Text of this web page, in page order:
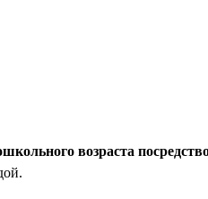
возраста